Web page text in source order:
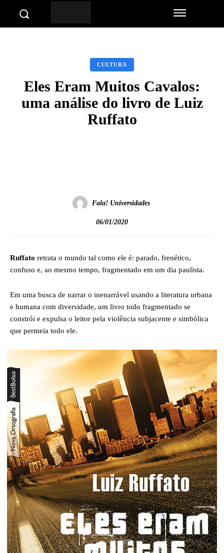
CULTURA
Eles Eram Muitos Cavalos:
uma análise do livro de Luiz
Ruffato
Fala! Universidades
06/01/2020
Ruffato retrata o mundo tal como ele é: parado, frenético,
confuso e, ao mesmo tempo, fragmentado em um dia paulista.
Em uma busca de narrar o inenarrável usando a literatura urbana
e humana com diversidade, um livro todo fragmentado se
constrói e expulsa o leitor pela violência subjacente e simbólica
que permeia todo ele.